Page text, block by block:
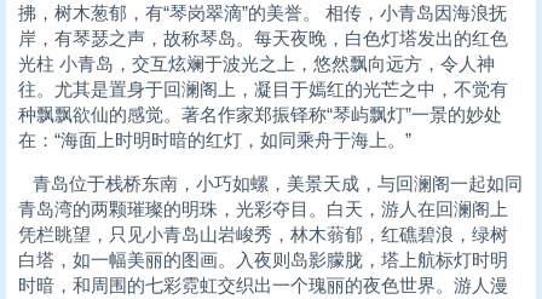
拂，树木葱郁，有“琴岗翠滴”的美誉。 相传，小青岛因海浪抚
岸，有琴瑟之声，故称琴岛。每天夜晚，白色灯塔发出的红色
光柱 小青岛，交互炫斓于波光之上，悠然飘向远方，令人神
往。尤其是置身于回澜阁上，凝目于嫣红的光芒之中，不觉有
种飘飘欲仙的感觉。著名作家郑振铎称“琴屿飘灯”一景的妙处
在：“海面上时明时暗的红灯，如同乘舟于海上。”
青岛位于栈桥东南，小巧如螺，美景天成，与回澜阁一起如同
青岛湾的两颗璀璨的明珠，光彩夺目。白天，游人在回澜阁上
凭栏眺望，只见小青岛山岩峻秀，林木蓊郁，红礁碧浪，绿树
白塔，如一幅美丽的图画。入夜则岛影朦胧，塔上航标灯时明
时暗，和周围的七彩霓虹交织出一个瑰丽的夜色世界。游人漫